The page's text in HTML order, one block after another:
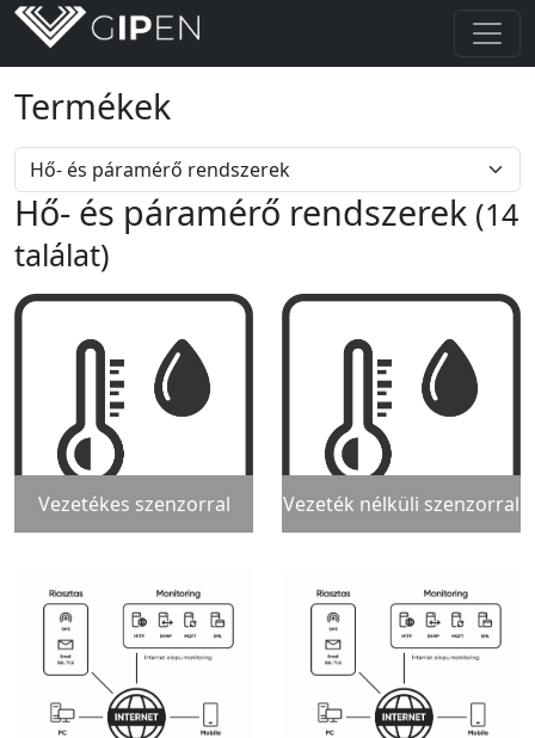
Termékek
Hő- és páramérő rendszerek (14
találat)
Vezetékes szenzorral Vezeték nélküli szenzorral